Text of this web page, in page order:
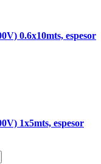
0.6x10mts, espesor
1x5mts, espesor